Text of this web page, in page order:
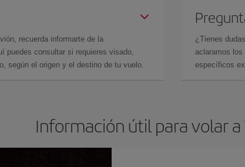
recuerda informarte de la
puedes consultar si requieres visado,
según el origen y el destino de tu vuelo.
¿Tienes
aclaramos
específicos
Información útil para volar a